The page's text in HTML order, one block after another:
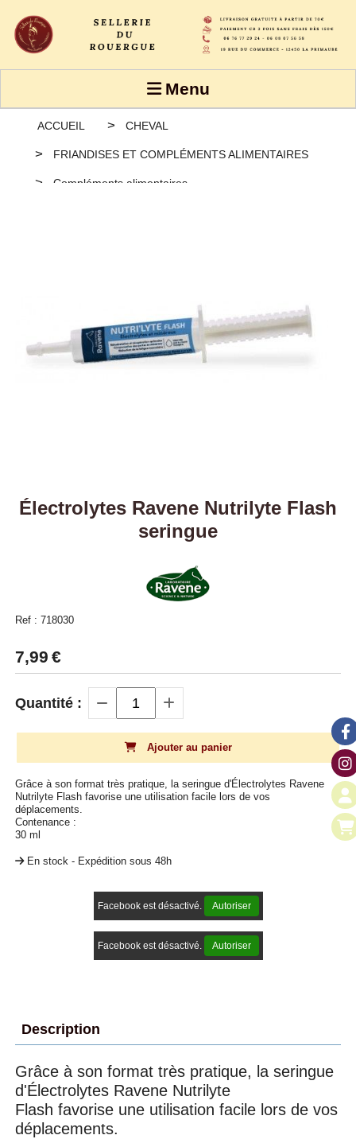
Menu
ACCUEIL CHEVAL
FRIANDISES ET COMPLÉMENTS ALIMENTAIRES
Compléments alimentaires
Électrolytes Ravene Nutrilyte Flash
seringue
Ref : 718030
7,99 €
Quantité :
Ajouter au panier
Grâce à son format très pratique, la seringue d'Électrolytes Ravene
Nutrilyte Flash favorise une utilisation facile lors de vos
déplacements.
Contenance :
30 ml
En stock - Expédition sous 48h
Facebook est désactivé. Autoriser
Facebook est désactivé. Autoriser
Description
Grâce à son format très pratique, la seringue
d'Électrolytes Ravene Nutrilyte
Flash favorise une utilisation facile lors de vos
déplacements.